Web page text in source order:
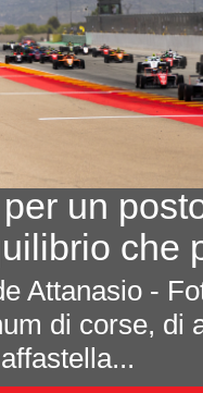
un
che
Attanasio -
di corse, di